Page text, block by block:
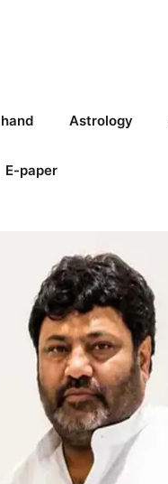
Astrology
E-paper